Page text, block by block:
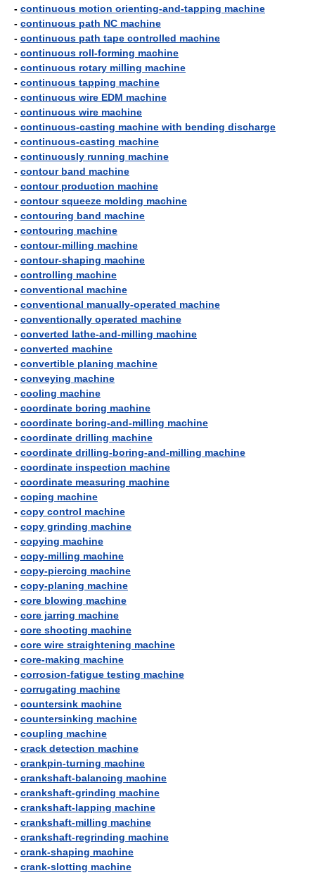
- continuous motion orienting-and-tapping machine
- continuous path NC machine
- continuous path tape controlled machine
- continuous roll-forming machine
- continuous rotary milling machine
- continuous tapping machine
- continuous wire EDM machine
- continuous wire machine
- continuous-casting machine with bending discharge
- continuous-casting machine
- continuously running machine
- contour band machine
- contour production machine
- contour squeeze molding machine
- contouring band machine
- contouring machine
- contour-milling machine
- contour-shaping machine
- controlling machine
- conventional machine
- conventional manually-operated machine
- conventionally operated machine
- converted lathe-and-milling machine
- converted machine
- convertible planing machine
- conveying machine
- cooling machine
- coordinate boring machine
- coordinate boring-and-milling machine
- coordinate drilling machine
- coordinate drilling-boring-and-milling machine
- coordinate inspection machine
- coordinate measuring machine
- coping machine
- copy control machine
- copy grinding machine
- copying machine
- copy-milling machine
- copy-piercing machine
- copy-planing machine
- core blowing machine
- core jarring machine
- core shooting machine
- core wire straightening machine
- core-making machine
- corrosion-fatigue testing machine
- corrugating machine
- countersink machine
- countersinking machine
- coupling machine
- crack detection machine
- crankpin-turning machine
- crankshaft-balancing machine
- crankshaft-grinding machine
- crankshaft-lapping machine
- crankshaft-milling machine
- crankshaft-regrinding machine
- crank-shaping machine
- crank-slotting machine